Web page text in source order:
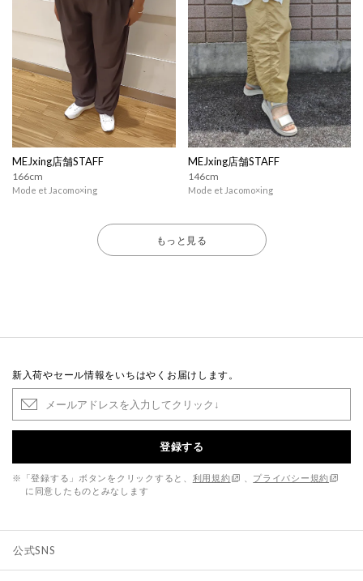
MEJxing店舗STAFF
166cm
Mode et Jacomo×ing
MEJxing店舗STAFF
146cm
Mode et Jacomo×ing
もっと見る
新入荷やセール情報をいちはやくお届けします。
登録する
※「登録する」ボタンをクリックすると、 利用規約
プライバシー規約
に同意したものとみなします
公式SNS